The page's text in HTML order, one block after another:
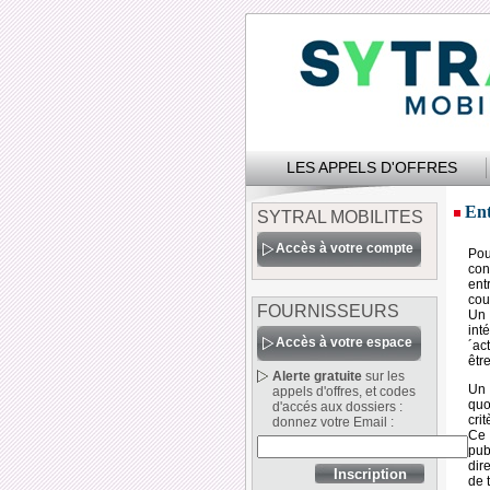
LES APPELS D'OFFRES
SYTRAL MOBILITES
Accès à votre compte
FOURNISSEURS
Accès à votre espace
Alerte gratuite sur les
appels d'offres, et codes
d'accés aux dossiers :
donnez votre Email :
Un
Un
de